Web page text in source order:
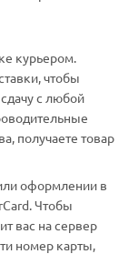
курьером.
чтобы
с любой
получаете товар
оформлении в
Чтобы
вас на сервер
номер карты,